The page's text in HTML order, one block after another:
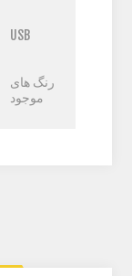
USB
رنگ های
موجود